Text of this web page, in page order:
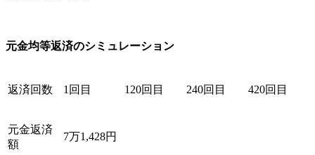
元金均等返済のシミュレーション
返済回数 1回目 120回目 240回目 420回目
元金返済
額
7万1,428円